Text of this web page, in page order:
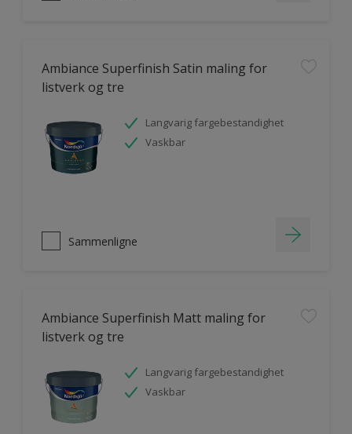
Ambiance Superfinish Satin maling for
listverk og tre
Langvarig fargebestandighet
Vaskbar
Sammenligne
Ambiance Superfinish Matt maling for
listverk og tre
Langvarig fargebestandighet
Vaskbar